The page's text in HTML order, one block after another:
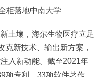
柜落地中南大学
土壤，海尔生物医疗立足
克新技术、输出新方案，
入新动能。截至2021年
项专利，33项软件著作